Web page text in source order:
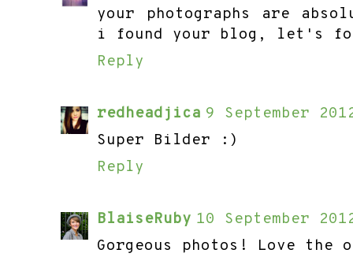
your photographs are
i found your blog, let's
Reply
redheadjica 9 September
Super Bilder :)
Reply
BlaiseRuby 10 September
Gorgeous photos! Love